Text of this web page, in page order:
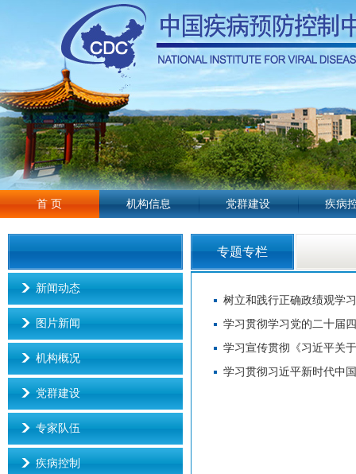
首 页 机构信息 党群建设 疾病
新闻动态
图片新闻
机构概况
党群建设
专家队伍
疾病控制
专题专栏
树立和践行正确政绩观学
学习贯彻学习党的二十届
学习宣传贯彻《习近平关
学习贯彻习近平新时代中